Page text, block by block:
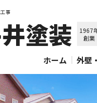
事
塗装
1967
創業
ホーム 外壁